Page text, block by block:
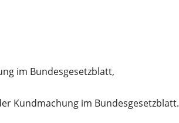
im Bundesgesetzblatt,
Kundmachung im Bundesgesetzblatt.